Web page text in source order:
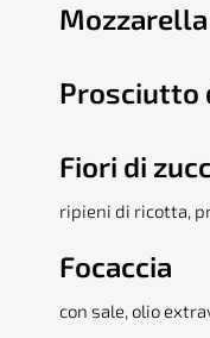
Prosciutto
Fiori di
ripieni di ricotta,
Focaccia
con sale, olio